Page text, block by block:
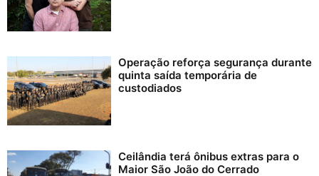
Operação reforça segurança durante
quinta saída temporária de
custodiados
Ceilândia terá ônibus extras para o
Maior São João do Cerrado